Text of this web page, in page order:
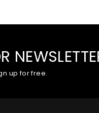
up for free.